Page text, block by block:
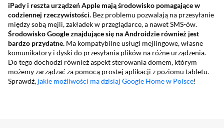
iPady i reszta urządzeń Apple mają środowisko pomagające w
codziennej rzeczywistości. Bez problemu pozwalają na przesyłanie
między sobą mejli, zakładek w przeglądarce, a nawet SMS-ów.
Środowisko Google znajdujące się na Androidzie również jest
bardzo przydatne. Ma kompatybilne usługi mejlingowe, własne
komunikatory i dyski do przesyłania plików na różne urządzenia.
Do tego dochodzi również aspekt sterowania domem, którym
możemy zarządzać za pomocą prostej aplikacji z poziomu tabletu.
Sprawdź, jakie możliwości ma dzisiaj Google Home w Polsce!